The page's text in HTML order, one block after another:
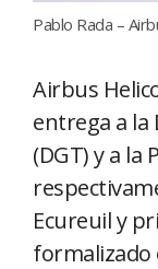
Pablo Rada –
Airbus
entrega a la
(DGT) y a la
Ecureuil y
formalizado